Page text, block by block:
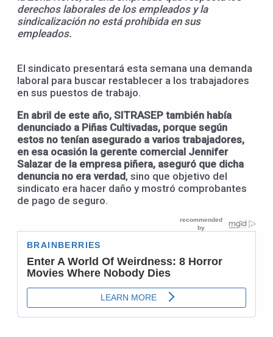
derechos laborales de los empleados y la
sindicalización no está prohibida en sus
empleados.
El sindicato presentará esta semana una demanda
laboral para buscar restablecer a los trabajadores
en sus puestos de trabajo.
En abril de este año, SITRASEP también había
denunciado a Piñas Cultivadas, porque según
estos no tenían asegurado a varios trabajadores,
en esa ocasión la gerente comercial Jennifer
Salazar de la empresa piñera, aseguró que dicha
denuncia no era verdad, sino que objetivo del
sindicato era hacer daño y mostró comprobantes
de pago de seguro.